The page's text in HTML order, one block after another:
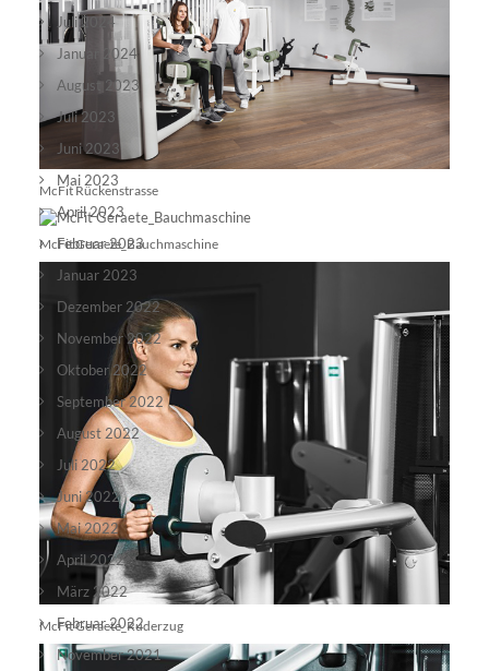
McFit Rückenstrasse
McFit Geraete_Bauchmaschine
McFit Geraete_Ruderzug
Juli 2024
Januar 2024
August 2023
Juli 2023
Juni 2023
Mai 2023
April 2023
Februar 2023
Januar 2023
Dezember 2022
November 2022
Oktober 2022
September 2022
August 2022
Juli 2022
Juni 2022
Mai 2022
April 2022
März 2022
Februar 2022
November 2021